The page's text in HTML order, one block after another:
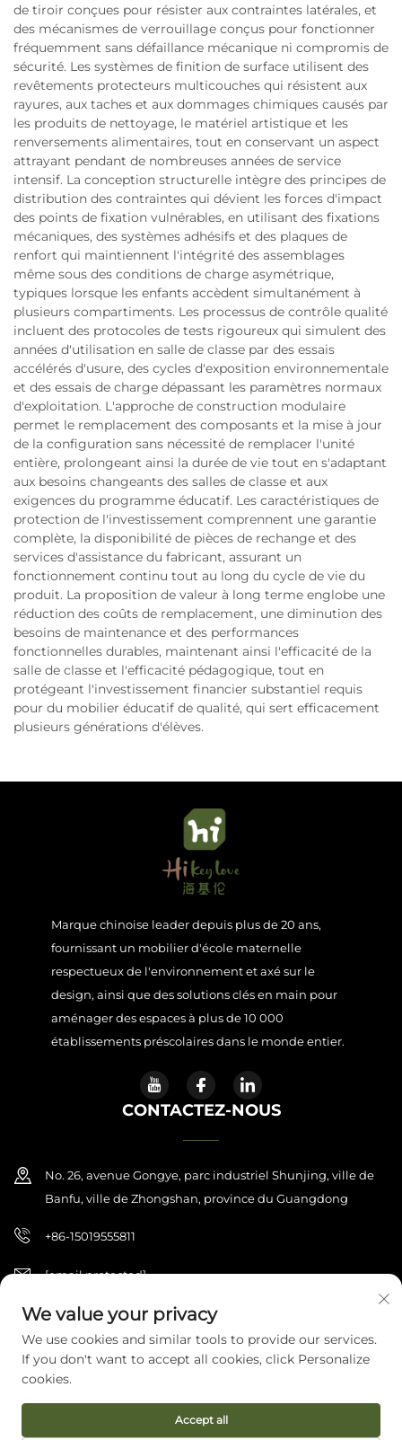
de tiroir conçues pour résister aux contraintes latérales, et
des mécanismes de verrouillage conçus pour fonctionner
fréquemment sans défaillance mécanique ni compromis de
sécurité. Les systèmes de finition de surface utilisent des
revêtements protecteurs multicouches qui résistent aux
rayures, aux taches et aux dommages chimiques causés par
les produits de nettoyage, le matériel artistique et les
renversements alimentaires, tout en conservant un aspect
attrayant pendant de nombreuses années de service
intensif. La conception structurelle intègre des principes de
distribution des contraintes qui dévient les forces d'impact
des points de fixation vulnérables, en utilisant des fixations
mécaniques, des systèmes adhésifs et des plaques de
renfort qui maintiennent l'intégrité des assemblages
même sous des conditions de charge asymétrique,
typiques lorsque les enfants accèdent simultanément à
plusieurs compartiments. Les processus de contrôle qualité
incluent des protocoles de tests rigoureux qui simulent des
années d'utilisation en salle de classe par des essais
accélérés d'usure, des cycles d'exposition environnementale
et des essais de charge dépassant les paramètres normaux
d'exploitation. L'approche de construction modulaire
permet le remplacement des composants et la mise à jour
de la configuration sans nécessité de remplacer l'unité
entière, prolongeant ainsi la durée de vie tout en s'adaptant
aux besoins changeants des salles de classe et aux
exigences du programme éducatif. Les caractéristiques de
protection de l'investissement comprennent une garantie
complète, la disponibilité de pièces de rechange et des
services d'assistance du fabricant, assurant un
fonctionnement continu tout au long du cycle de vie du
produit. La proposition de valeur à long terme englobe une
réduction des coûts de remplacement, une diminution des
besoins de maintenance et des performances
fonctionnelles durables, maintenant ainsi l'efficacité de la
salle de classe et l'efficacité pédagogique, tout en
protégeant l'investissement financier substantiel requis
pour du mobilier éducatif de qualité, qui sert efficacement
plusieurs générations d'élèves.
Marque chinoise leader depuis plus de 20 ans,
fournissant un mobilier d'école maternelle
respectueux de l'environnement et axé sur le
design, ainsi que des solutions clés en main pour
aménager des espaces à plus de 10 000
établissements préscolaires dans le monde entier.
CONTACTEZ-NOUS
No. 26, avenue Gongye, parc industriel Shunjing, ville de
Banfu, ville de Zhongshan, province du Guangdong
+86-15019555811
[email protected]
Copyright © 2026 Zhongshan Haijilun Cultural And Educational
Product Co., Ltd.. Tous droits réservés. Politique de confidentialité
We value your privacy
We use cookies and similar tools to provide our services.
If you don't want to accept all cookies, click Personalize
cookies.
Accept all